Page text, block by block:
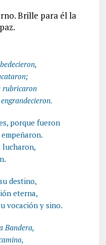
Brille para él la
rubricaron
porque fueron
lucharon,
destino,
eterna,
vocación y sino.
Bandera,